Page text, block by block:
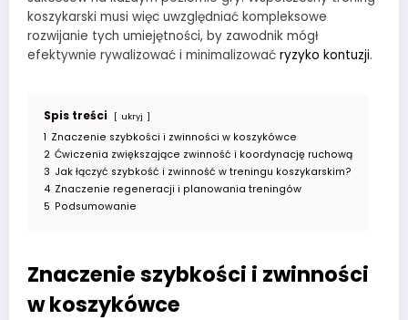
koszykarski musi więc uwzględniać kompleksowe
rozwijanie tych umiejętności, by zawodnik mógł
efektywnie rywalizować i minimalizować ryzyko kontuzji.
Spis treści ukryj
1 Znaczenie szybkości i zwinności w koszykówce
2 Ćwiczenia zwiększające zwinność i koordynację ruchową
3 Jak łączyć szybkość i zwinność w treningu koszykarskim?
4 Znaczenie regeneracji i planowania treningów
5 Podsumowanie
Znaczenie szybkości i zwinności
w koszykówce